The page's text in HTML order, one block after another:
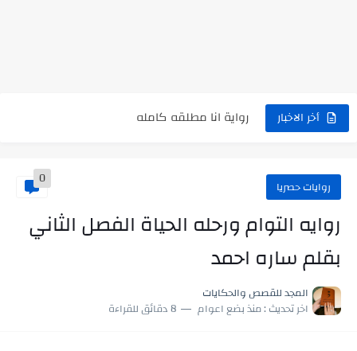
أخر الاخبار
رواية رجعت من السفر فجأه كامله
روايات حصريا 0
روايه التوام ورحله الحياة الفصل الثاني
بقلم ساره احمد
المجد للقصص والحكايات
اخر تحديث :منذ بضع اعوام 8 دقائق للقراءة